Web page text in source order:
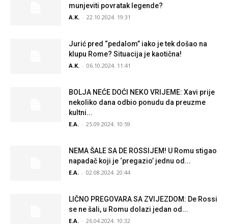
munjeviti povratak legende?
A.K. - 22.10.2024. 19:31
Jurić pred “pedalom” iako je tek došao na
klupu Rome? Situacija je kaotična!
A.K. - 06.10.2024. 11:41
BOLJA NEĆE DOĆI NEKO VRIJEME: Xavi prije
nekoliko dana odbio ponudu da preuzme
kultni...
E.A. - 25.09.2024. 10:59
NEMA ŠALE SA DE ROSSIJEM! U Romu stigao
napadač koji je ‘pregazio’ jednu od...
E.A. - 02.08.2024. 20:44
LIČNO PREGOVARA SA ZVIJEZDOM: De Rossi
se ne šali, u Romu dolazi jedan od...
E.A. - 26.04.2024. 10:32